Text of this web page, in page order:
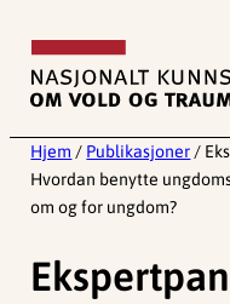
innhold
Hjem / Publikasjoner /
Hvordan benytte
om og for ungdom?